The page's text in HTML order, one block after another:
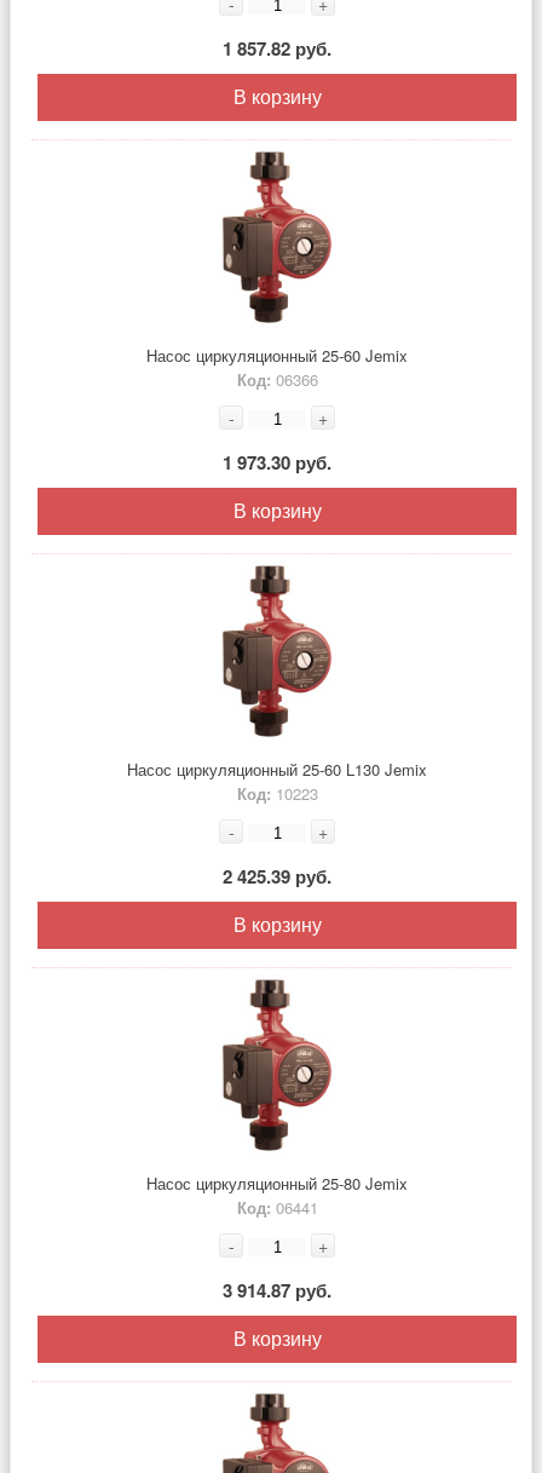
1 857.82 руб.
В корзину
Насос циркуляционный 25-60 Jemix
Код: 06366
- +
1 973.30 руб.
В корзину
Насос циркуляционный 25-60 L130 Jemix
Код: 10223
- +
2 425.39 руб.
В корзину
Насос циркуляционный 25-80 Jemix
Код: 06441
- +
3 914.87 руб.
В корзину